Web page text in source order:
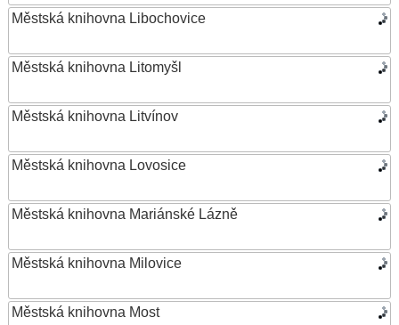
Městská knihovna Libochovice
Městská knihovna Litomyšl
Městská knihovna Litvínov
Městská knihovna Lovosice
Městská knihovna Mariánské Lázně
Městská knihovna Milovice
Městská knihovna Most